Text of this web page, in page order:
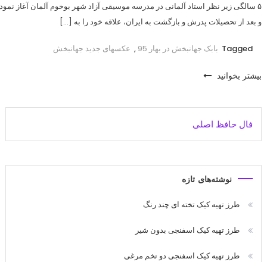
۵ سالگی زیر نظر استاد آلمانی در مدرسه موسیقی آزاد شهر بوخوم آلمان آغاز
و بعد از تحصیلات پدرش و بازگشت به ایران، علاقه خود را به […]
Tagged بابک جهانبخش در بهار 95 , عکسهای جدید جهانبخش
بیشتر بخوانید
فال حافظ اصلی
نوشته‌های تازه
طرز تهیه کیک تخته ای چند رنگ
طرز تهیه کیک اسفنجی بدون شیر
طرز تهیه کیک اسفنجی دو تخم مرغی